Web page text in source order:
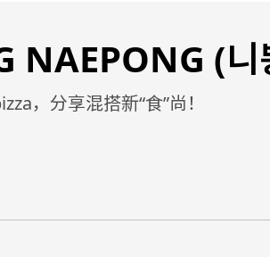
NAEPONG (니
，分享混搭新“食”尚！